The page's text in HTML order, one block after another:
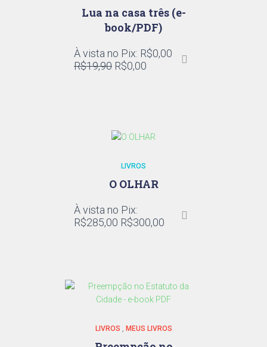
Lua na casa três (e-
book/PDF)
À vista no Pix: R$0,00
R$19,90 R$0,00
LIVROS
O OLHAR
À vista no Pix:
R$285,00 R$300,00
LIVROS , MEUS LIVROS